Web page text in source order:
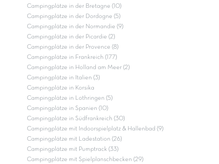
Campingplätze in der Bretagne (10)
Campingplätze in der Dordogne (5)
Campingplätze in der Normandie (9)
Campingplätze in der Picardie (2)
Campingplätze in der Provence (8)
Campingplätze in Frankreich (177)
Campingplätze in Holland am Meer (2)
Campingplätze in Italien (3)
Campingplätze in Korsika
Campingplätze in Lothringen (5)
Campingplätze in Spanien (10)
Campingplätze in Südfrankreich (30)
Campingplätze mit Indoorspielplatz & Hallenbad (9)
Campingplätze mit Ladestation (26)
Campingplätze mit Pumptrack (33)
Campingplätze mit Spielplanschbecken (29)